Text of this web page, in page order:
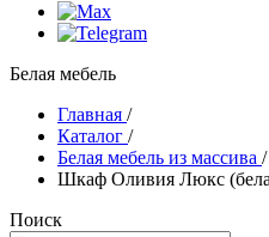
Белая мебель
Главная /
Каталог /
Белая мебель из массива /
Шкаф Оливия Люкс
Поиск